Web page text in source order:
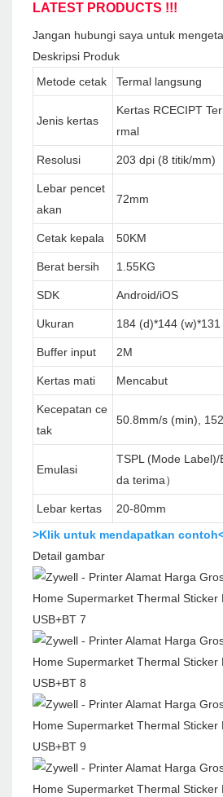
LATEST PRODUCTS !!!
Jangan hubungi saya untuk
Deskripsi Produk
Metode cetak
Termal langsung
Jenis kertas
Kertas RCECIPT
rmal
Resolusi 203 dpi (8 titik/mm)
Lebar pencet
akan
72mm
Cetak kepala 50KM
Berat bersih 1.55KG
SDK Android/iOS
Ukuran 184 (d)*144
Buffer input 2M
Kertas mati Mencabut
Kecepatan ce
tak
50.8mm/s (min),
Emulasi
TSPL (Mode
da terima）
Lebar kertas
20-80mm
>Klik untuk mendapatkan
Detail gambar